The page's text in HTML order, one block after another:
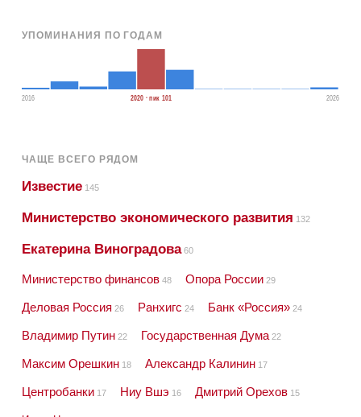
УПОМИНАНИЯ ПО ГОДАМ
2016 2020 · пик 101 2026
ЧАЩЕ ВСЕГО РЯДОМ
Известие 145
Министерство экономического развития 132
Екатерина Виноградова60
Министерство финансов 48 Опора России 29
Деловая Россия 26 Ранхигс 24 Банк «Россия» 24
Владимир Путин 22 Государственная Дума 22
Максим Орешкин 18 Александр Калинин 17
Центробанки 17 Ниу Вшэ 16 Дмитрий Орехов 15